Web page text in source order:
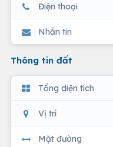
Điện thoại
Nhắn tin
Thông tin đất
Tổng diện tích
Vị trí
Mặt đường